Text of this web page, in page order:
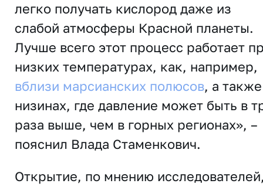
легко получать кислород даже из
слабой атмосферы Красной планеты.
Лучше всего этот процесс работает
низких температурах, как, например,
вблизи марсианских полюсов, а
низинах, где давление может быть в
раза выше, чем в горных регионах», –
пояснил Влада Стаменкович.
Открытие, по мнению